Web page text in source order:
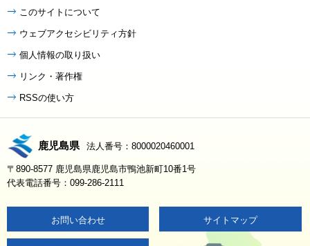
このサイトについて
ウェブアクセシビリティ方針
個人情報の取り扱い
リンク・著作権
RSSの使い方
鹿児島県 法人番号：8000020460001
〒890-8577 鹿児島県鹿児島市鴨池新町10番1号
代表電話番号：099-286-2111
お問い合わせ サイトマップ